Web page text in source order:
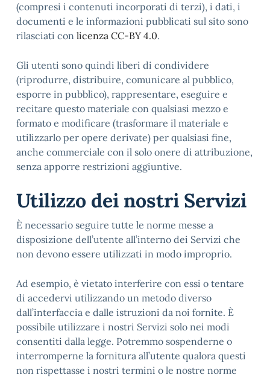
(compresi i contenuti incorporati di terzi), i dati, i
documenti e le informazioni pubblicati sul sito sono
rilasciati con licenza CC-BY 4.0.
Gli utenti sono quindi liberi di condividere
(riprodurre, distribuire, comunicare al pubblico,
esporre in pubblico), rappresentare, eseguire e
recitare questo materiale con qualsiasi mezzo e
formato e modificare (trasformare il materiale e
utilizzarlo per opere derivate) per qualsiasi fine,
anche commerciale con il solo onere di attribuzione,
senza apporre restrizioni aggiuntive.
Utilizzo dei nostri Servizi
È necessario seguire tutte le norme messe a
disposizione dell’utente all’interno dei Servizi che
non devono essere utilizzati in modo improprio.
Ad esempio, è vietato interferire con essi o tentare
di accedervi utilizzando un metodo diverso
dall’interfaccia e dalle istruzioni da noi fornite. È
possibile utilizzare i nostri Servizi solo nei modi
consentiti dalla legge. Potremmo sospenderne o
interromperne la fornitura all’utente qualora questi
non rispettasse i nostri termini o le nostre norme